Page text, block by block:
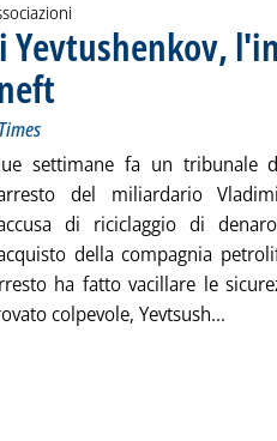
settimane fa un tribunale
del miliardario
di riciclaggio di
della compagnia
ha fatto vacillare le
colpevole, Yevtsush...